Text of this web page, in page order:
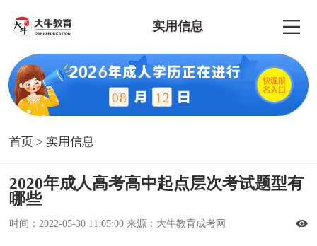
实用信息
08 12
首页 > 实用信息
2020年成人高考高中起点层次考试题型有
哪些
时间：2022-05-30 11:05:00 来源：大牛教育成考网